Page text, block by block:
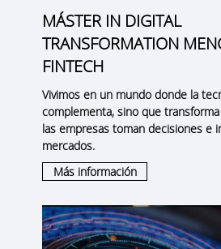
MÁSTER IN DIGITAL
TRANSFORMATION
FINTECH
Vivimos en un mundo donde la
complementa, sino que
las empresas toman decisiones e
mercados.
Más información